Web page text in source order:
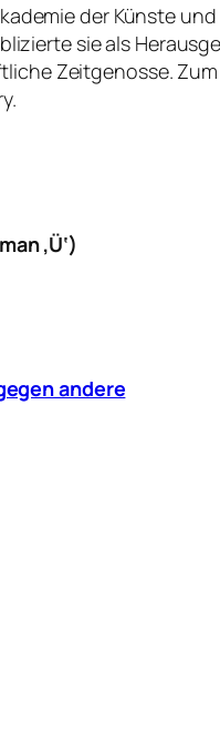
der Künste
sie als
Zeitgenosse.
‚Ü‘)
andere